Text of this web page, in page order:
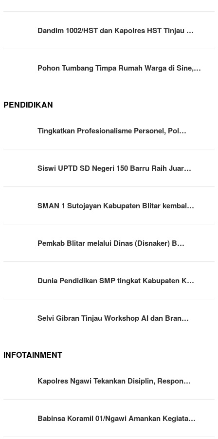
Dandim 1002/HST dan Kapolres HST Tinjau …
Pohon Tumbang Timpa Rumah Warga di Sine,…
PENDIDIKAN
Tingkatkan Profesionalisme Personel, Pol…
Siswi UPTD SD Negeri 150 Barru Raih Juar…
SMAN 1 Sutojayan Kabupaten Blitar kembal…
Pemkab Blitar melalui Dinas (Disnaker) B…
Dunia Pendidikan SMP tingkat Kabupaten K…
Selvi Gibran Tinjau Workshop AI dan Bran…
INFOTAINMENT
Kapolres Ngawi Tekankan Disiplin, Respon…
Babinsa Koramil 01/Ngawi Amankan Kegiata…